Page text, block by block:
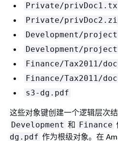
Private/
Private/
Development/
Development/
Finance/Tax2011/
Finance/Tax2011/
s3-dg.pdf
这些对象键创建一个逻辑层次
Development 和 Finance
dg.pdf 作为根级对象。在